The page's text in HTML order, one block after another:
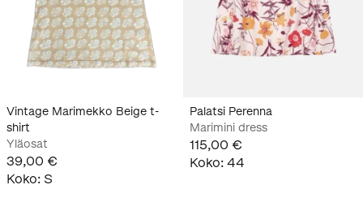
Vintage Marimekko Beige t-
shirt
Yläosat
39,00 €
Koko: S
Palatsi Perenna
Marimini dress
115,00 €
Koko: 44